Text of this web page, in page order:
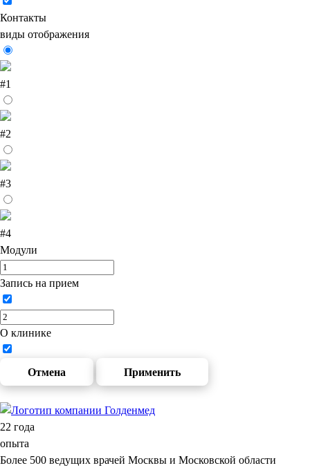
Контакты
виды отображения
#1
#2
#3
#4
Модули
Запись на прием
О клинике
Отмена Применить
22 года
опыта
Более 500 ведущих врачей Москвы и Московской области